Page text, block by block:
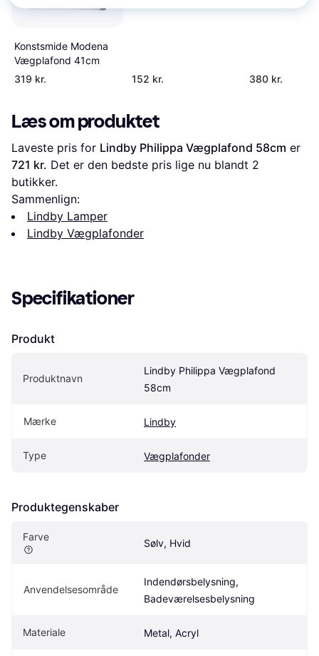
Konstsmide Modena
Vægplafond 41cm
319 kr.
152 kr. 380 kr.
Læs om produktet
Laveste pris for Lindby Philippa Vægplafond 58cm
721 kr. Det er den bedste pris lige nu blandt 2
butikker.
Sammenlign:
Lindby Lamper
Lindby Vægplafonder
Specifikationer
Produkt
Produktnavn
Lindby Philippa Vægplafond
58cm
Mærke Lindby
Type Vægplafonder
Produktegenskaber
Farve
Sølv, Hvid
Anvendelsesområde
Indendørsbelysning,
Badeværelsesbelysning
Materiale Metal, Acryl